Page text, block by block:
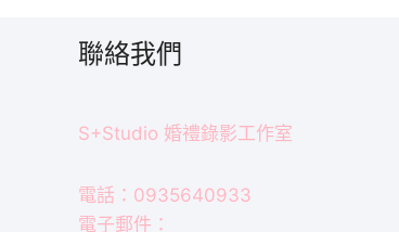
聯絡我們
S+Studio 婚禮錄影工作室
電話：0935640933
電子郵件：